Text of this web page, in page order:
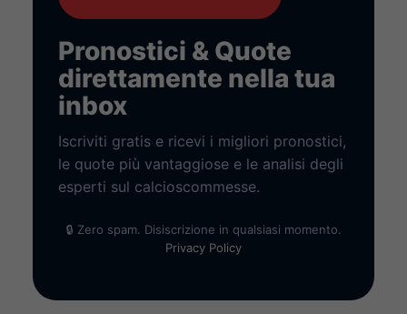
Pronostici & Quote
direttamente nella tua
inbox
Iscriviti gratis e ricevi i migliori pronostici,
le quote più vantaggiose e le analisi degli
esperti sul calcioscommesse.
🔒 Zero spam. Disiscrizione in qualsiasi momento.
Privacy Policy